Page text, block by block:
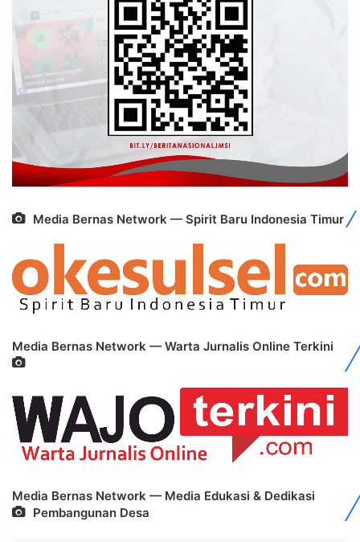
Media Bernas Network — Spirit Baru Indonesia Timur
Media Bernas Network — Warta Jurnalis Online Terkini
Media Bernas Network — Media Edukasi & Dedikasi
Pembangunan Desa